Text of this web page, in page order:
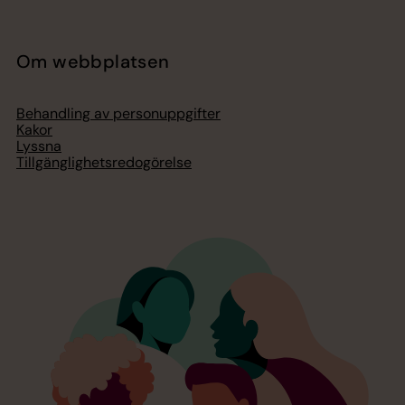
Om webbplatsen
Behandling av personuppgifter
Kakor
Lyssna
Tillgänglighetsredogörelse